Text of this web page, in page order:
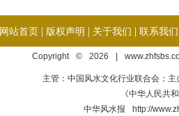
网站首页 | 版权声明 | 关于我们 | 联系我们
Copyright © 2026 |
主管：中国风水文化行业联合会；
《中华人民共
中华风水报 http://